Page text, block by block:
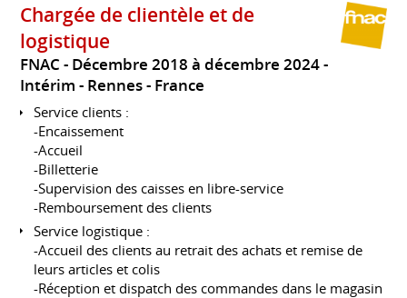
Chargée de clientèle et de
logistique
FNAC
Décembre 2018 à décembre 2024
Intérim
Rennes France
Service clients :
-Encaissement
-Accueil
-Billetterie
-Supervision des caisses en libre-service
-Remboursement des clients
Service logistique :
-Accueil des clients au retrait des achats et remise de
leurs articles et colis
-Réception et dispatch des commandes dans le magasin